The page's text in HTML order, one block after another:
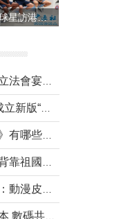
拜仁慕尼黑球星訪港 與球迷近距離互動